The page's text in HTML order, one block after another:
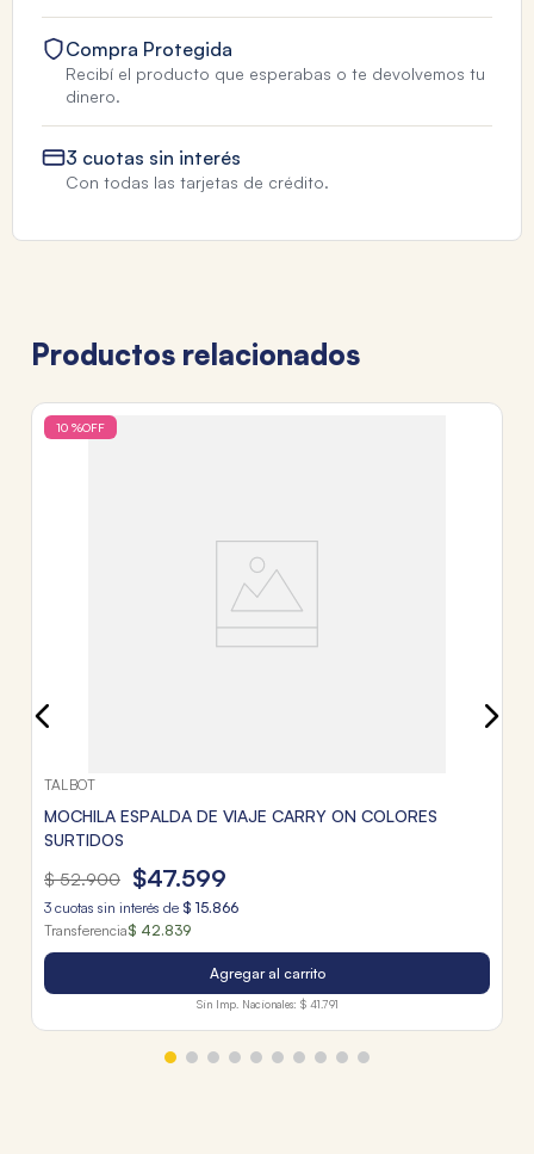
Compra Protegida
Recibí el producto que esperabas o te devolvemos tu
dinero.
3 cuotas sin interés
Con todas las tarjetas de crédito.
Productos relacionados
10 %OFF
TALBOT
MOCHILA ESPALDA DE VIAJE CARRY ON COLORES
SURTIDOS
$ 52.900 $47.599
3 cuotas sin interés de $ 15.866
Transferencia$ 42.839
Agregar al carrito
Sin Imp. Nacionales: $ 41.791